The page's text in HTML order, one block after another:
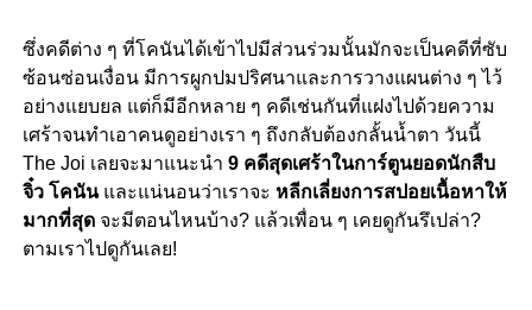
ซึ่งคดีต่าง ๆ ที่โคนันได้เข้าไปมีส่วนร่วมนั้นมักจะเป็นคดีที่ซับ
ซ้อนซ่อนเงื่อน มีการผูกปมปริศนาและการวางแผนต่าง ๆ ไว้
อย่างแยบยล แต่ก็มีอีกหลาย ๆ คดีเช่นกันที่แฝงไปด้วยความ
เศร้าจนทำเอาคนดูอย่างเรา ๆ ถึงกลับต้องกลั้นน้ำตา วันนี้
The Joi เลยจะมาแนะนำ 9 คดีสุดเศร้าในการ์ตูนยอดนักสืบ
จิ๋ว โคนันและแน่นอนว่าเราจะ หลีกเลี่ยงการสปอยเนื้อหาให้
มากที่สุดจะมีตอนไหนบ้าง? แล้วเพื่อน ๆ เคยดูกันรึเปล่า?
ตามเราไปดูกันเลย!